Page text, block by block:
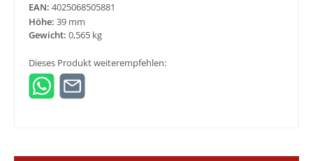
EAN: 4025068505881
Höhe: 39 mm
Gewicht: 0,565 kg
Dieses Produkt weiterempfehlen: